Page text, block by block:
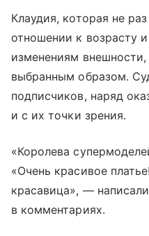
Клаудия, которая не
отношении к возрасту
изменениям
выбранным образом.
подписчиков, наряд
и с их точки зрения.
«Королева
«Очень красивое
красавица», —
в комментариях.